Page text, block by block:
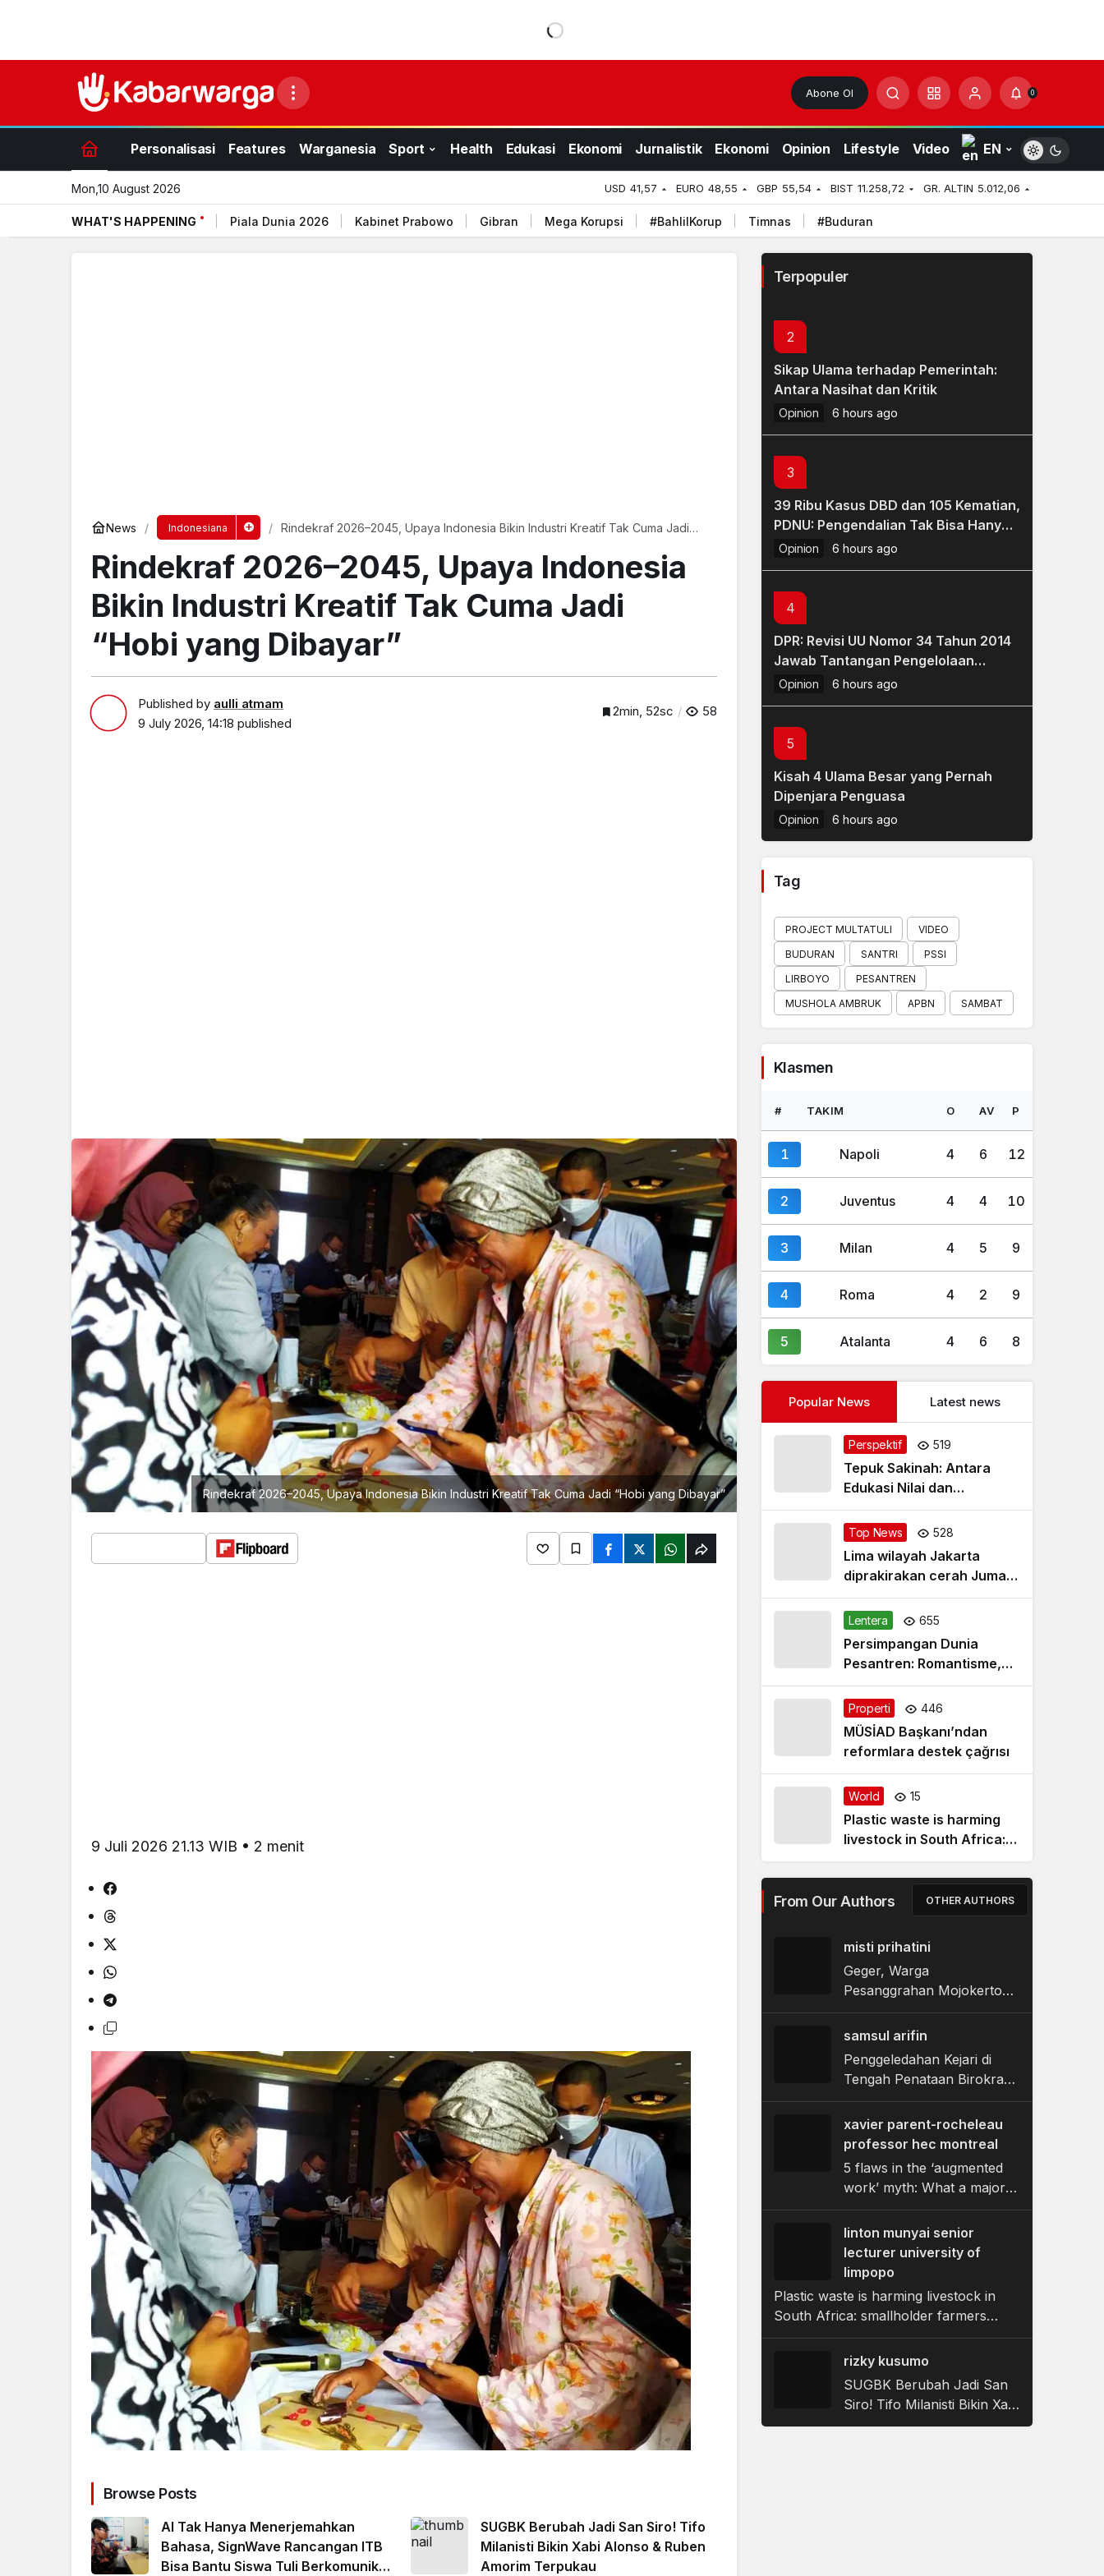
Abone Ol 0
Personalisasi Features Warganesia Sport Health Edukasi Ekonomi Jurnalistik Ekonomi Opinion Lifestyle Video EN
Mon,10 August 2026 USD 41,57 EURO 48,55 GBP 55,54 BIST 11.258,72 GR. ALTIN 5.012,06
WHAT'S HAPPENING Piala Dunia 2026 Kabinet Prabowo Gibran Mega Korupsi #BahlilKorup Timnas #Buduran
News Indonesiana
Rindekraf 2026–2045, Upaya Indonesia Bikin Industri Kreatif Tak Cuma Jadi
Rindekraf 2026–2045, Upaya Indonesia
Bikin Industri Kreatif Tak Cuma Jadi
“Hobi yang Dibayar”
Published by aulli atmam
9 July 2026, 14:18 published
2min, 52sc 58
Rindekraf 2026–2045, Upaya Indonesia Bikin Industri Kreatif Tak Cuma Jadi “Hobi yang Dibayar”
9 Juli 2026 21.13 WIB • 2 menit
Browse Posts
AI Tak Hanya Menerjemahkan
Bahasa, SignWave Rancangan ITB
Bisa Bantu Siswa Tuli Berkomunikasi
SUGBK Berubah Jadi San Siro! Tifo
Milanisti Bikin Xabi Alonso & Ruben
Amorim Terpukau
Terpopuler
5 Alasan Kenapa Karir Kamu Stuck—
Padahal Kamu Sudah Bekerja Keras
Features 4 seconds ago
2
Sikap Ulama terhadap Pemerintah:
Antara Nasihat dan Kritik
Opinion 6 hours ago
3
39 Ribu Kasus DBD dan 105 Kematian,
PDNU: Pengendalian Tak Bisa Hanya
Saat KLB
Opinion 6 hours ago
4
DPR: Revisi UU Nomor 34 Tahun 2014
Jawab Tantangan Pengelolaan
Keuangan Haji
Opinion 6 hours ago
5
Kisah 4 Ulama Besar yang Pernah
Dipenjara Penguasa
Opinion 6 hours ago
Tag
PROJECT MULTATULI
VIDEO
BUDURAN
SANTRI
PSSI
LIRBOYO
PESANTREN
MUSHOLA AMBRUK
APBN SAMBAT
Klasmen
# TAKIM O AV P
1 Napoli 4 6 12
2 Juventus 4 4 10
3 Milan 4 5 9
4 Roma 4 2 9
5 Atalanta 4 6 8
Popular News Latest news
Perspektif 519
Tepuk Sakinah: Antara
Edukasi Nilai dan
Simplifikasi Masalah
Top News 528
Lima wilayah Jakarta
diprakirakan cerah Jumat
pagi
Lentera 655
Persimpangan Dunia
Pesantren: Romantisme,
Realitas dan Harapan Baru
Properti 446
MÜSİAD Başkanı’ndan
reformlara destek çağrısı
World 15
Plastic waste is harming
livestock in South Africa:
communal land set out the
support they need
From Our Authors OTHER AUTHORS
misti prihatini
Geger, Warga
Pesanggrahan Mojokerto
Temukan Jasad Bayi
Dikubur di Belakang Rumah
samsul arifin
Penggeledahan Kejari di
Tengah Penataan Birokrasi
Pamekasan
xavier parent-rocheleau
professor hec montreal
5 flaws in the ‘augmented
work’ myth: What a major
Québec survey found
linton munyai senior
lecturer university of
limpopo
Plastic waste is harming livestock in
South Africa: smallholder farmers
using communal land set out the
support they needrizky kusumo
SUGBK Berubah Jadi San
Siro! Tifo Milanisti Bikin Xabi
Alonso & Ruben Amorim